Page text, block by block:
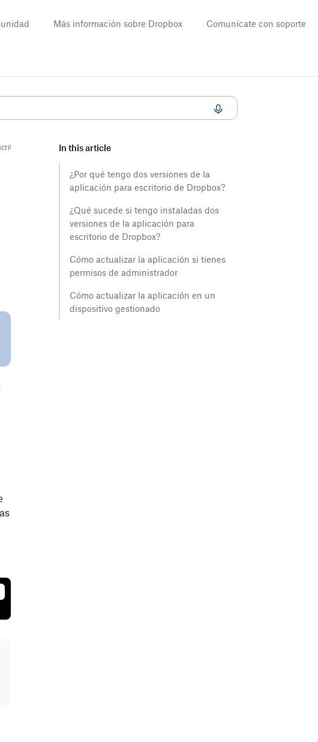
Más información sobre Dropbox Comunícate con soporte
de Dropbox instaladas en tu macOS
In this article
¿Por qué tengo dos versiones de la
aplicación para escritorio de Dropbox?
¿Qué sucede si tengo instaladas dos
versiones de la aplicación para
escritorio de Dropbox?
Cómo actualizar la aplicación si tienes
permisos de administrador
Cómo actualizar la aplicación en un
dispositivo gestionado